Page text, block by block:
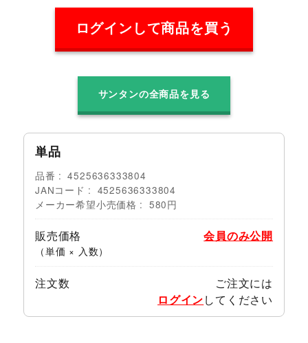
ログインして商品を買う
サンタンの全商品を見る
単品
品番
4525636333804
JANコード
4525636333804
メーカー希望小売価格
580円
販売価格
（単価 × 入数）
会員のみ公開
注文数
ご注文には
ログインしてください